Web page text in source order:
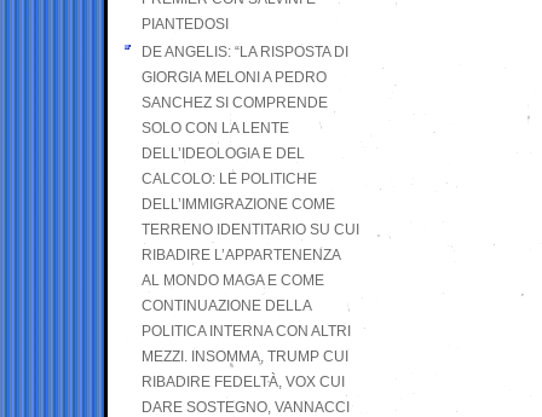
PIANTEDOSI
DE ANGELIS: “LA RISPOSTA DI
GIORGIA MELONI A PEDRO
SANCHEZ SI COMPRENDE
SOLO CON LA LENTE
DELL’IDEOLOGIA E DEL
CALCOLO: LE POLITICHE
DELL’IMMIGRAZIONE COME
TERRENO IDENTITARIO SU CUI
RIBADIRE L’APPARTENENZA
AL MONDO MAGA E COME
CONTINUAZIONE DELLA
POLITICA INTERNA CON ALTRI
MEZZI. INSOMMA, TRUMP CUI
RIBADIRE FEDELTÀ, VOX CUI
DARE SOSTEGNO, VANNACCI